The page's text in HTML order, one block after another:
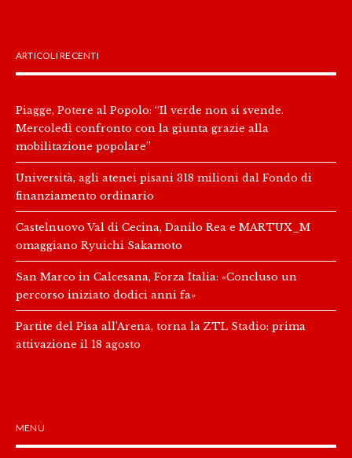
ARTICOLI RECENTI
Piagge, Potere al Popolo: “Il verde non si svende.
Mercoledì confronto con la giunta grazie alla
mobilitazione popolare”
Università, agli atenei pisani 318 milioni dal Fondo di
finanziamento ordinario
Castelnuovo Val di Cecina, Danilo Rea e MARTUX_M
omaggiano Ryuichi Sakamoto
San Marco in Calcesana, Forza Italia: «Concluso un
percorso iniziato dodici anni fa»
Partite del Pisa all’Arena, torna la ZTL Stadio: prima
attivazione il 18 agosto
MENU